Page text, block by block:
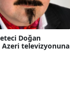
Doğan
televizyonuna